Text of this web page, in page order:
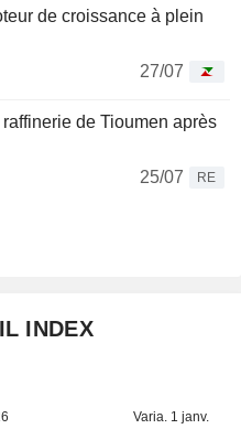
de croissance à plein
27/07
de Tioumen après
25/07
RE
INDEX
Varia. 1 janv.